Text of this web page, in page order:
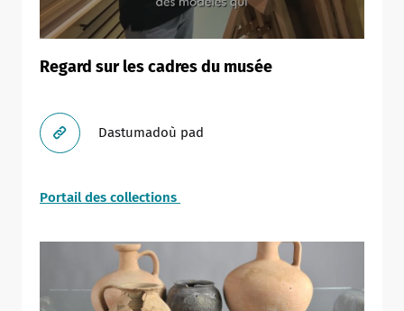
Regard sur les cadres du musée
Dastumadoù pad
Portail des collections
ShareThis is disabled. Allow